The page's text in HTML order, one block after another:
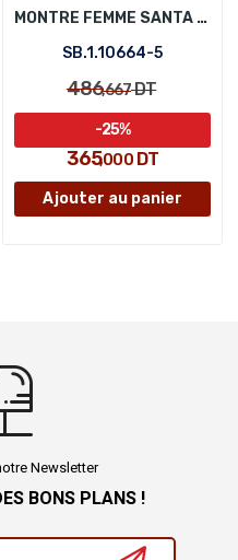
MONTRE FEMME SANTA BARBARA POLO SB.1.10664-5
SB.1.10664-5
486,667DT
365,000DT
-25%
Ajouter au panier
Newsletter
BONS PLANS !